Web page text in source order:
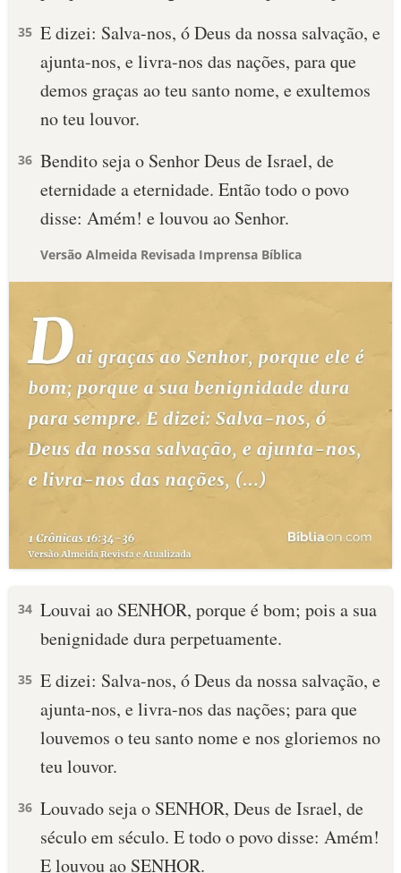
35 E dizei: Salva-nos, ó Deus da nossa salvação, e
ajunta-nos, e livra-nos das nações, para que
demos graças ao teu santo nome, e exultemos
no teu louvor.
36 Bendito seja o Senhor Deus de Israel, de
eternidade a eternidade. Então todo o povo
disse: Amém! e louvou ao Senhor.
Versão Almeida Revisada Imprensa Bíblica
34 Louvai ao SENHOR, porque é bom; pois a sua
benignidade dura perpetuamente.
35 E dizei: Salva-nos, ó Deus da nossa salvação, e
ajunta-nos, e livra-nos das nações; para que
louvemos o teu santo nome e nos gloriemos no
teu louvor.
36 Louvado seja o SENHOR, Deus de Israel, de
século em século. E todo o povo disse: Amém!
E louvou ao SENHOR.